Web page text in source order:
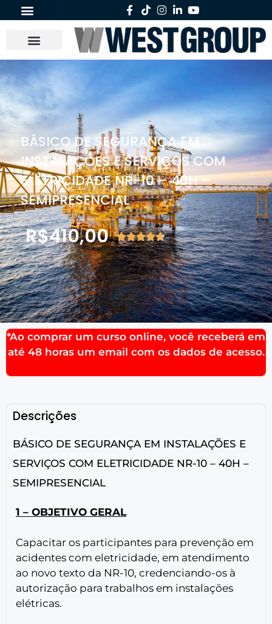
BÁSICO DE SEGURANÇA EM
INSTALAÇÕES E SERVIÇOS COM
ELETRICIDADE NR-10 – 40H –
SEMIPRESENCIAL
R$410,00
*Ao comprar um curso online, você receberá em
até 48 horas um email com os dados de acesso.
Descrições
BÁSICO DE SEGURANÇA EM INSTALAÇÕES E
SERVIÇOS COM ELETRICIDADE NR-10 – 40H –
SEMIPRESENCIAL
1 – OBJETIVO GERAL
Capacitar os participantes para prevenção em
acidentes com eletricidade, em atendimento
ao novo texto da NR-10, credenciando-os à
autorização para trabalhos em instalações
elétricas.